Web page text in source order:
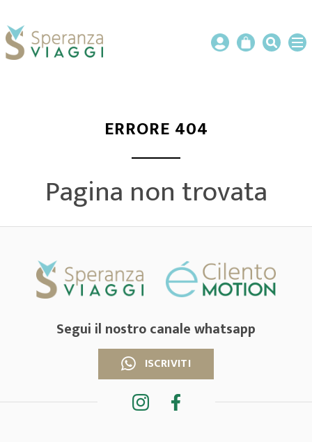
ERRORE 404
Pagina non trovata
Segui il nostro canale whatsapp
ISCRIVITI